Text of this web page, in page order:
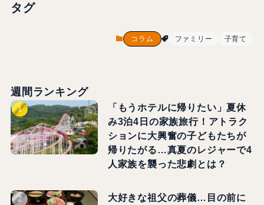
タグ
コラム ファミリー 子育て
週間ランキング
「もうホテルに帰りたい」夏休
み3泊4日の家族旅行！アトラク
ションに大興奮の子どもたちが
帰りたがる…真夏のレジャーで4
人家族を襲った悲劇とは？
大好きな祖父の葬儀…目の前に